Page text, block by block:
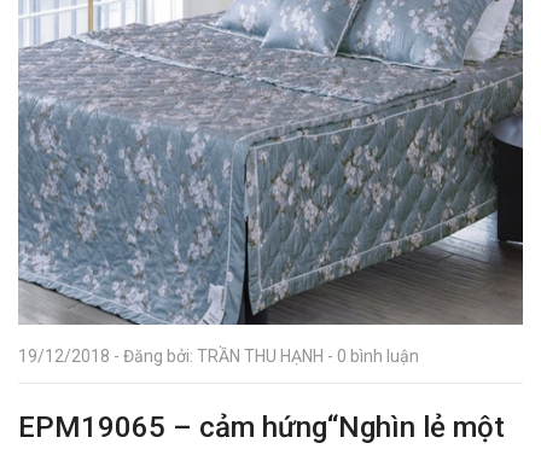
19/12/2018 - Đăng bởi: TRẦN THU HẠNH - 0 bình luận
EPM19065 – cảm hứng“Nghìn lẻ một